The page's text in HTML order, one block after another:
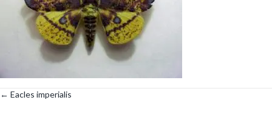
Posts
← Eacles imperialis